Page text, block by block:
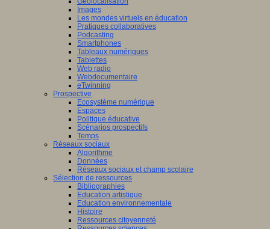
Images
Les mondes virtuels en éducation
Pratiques collaboratives
Podcasting
Smartphones
Tableaux numériques
Tablettes
Web radio
Webdocumentaire
eTwinning
Prospective
Ecosystème numérique
Espaces
Politique éducative
Scénarios prospectifs
Temps
Réseaux sociaux
Algorithme
Données
Réseaux sociaux et champ scolaire
Sélection de ressources
Bibliographies
Education artistique
Education environnementale
Histoire
Ressources citoyenneté